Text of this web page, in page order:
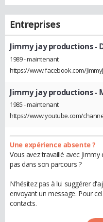
Entreprises
Jimmy jay productions-
1989 - maintenant
https://www.facebook.com/
Jimmy jay productions-
1985 - maintenant
https://www.youtube.com/
Une expérience absente ?
Vous avez travaillé avec
pas dans son parcours ?
N'hésitez pas à lui suggérer
envoyant un message. Pour
contacts.